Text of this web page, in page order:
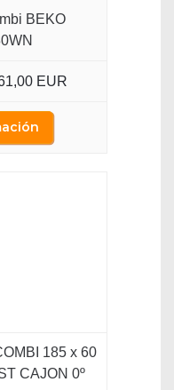
BEKO
EUR
185 x 60
CAJON 0º